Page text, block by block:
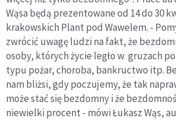
Wąsa będą prezentowane od 14 do 30
krakowskich Plant pod Wawelem. -
zwrócić uwagę ludzi na fakt, że
osoby, których życie legło w gruzach
typu pożar, choroba, bankructwo itp.
nam bliżsi, gdy poczujemy, że tak
może stać się bezdomny i że
niewielki procent - mówi Łukasz Wąs,